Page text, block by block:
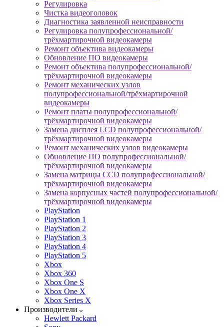
Регулировка
Чистка видеоголовок
Диагностика заявленной неисправности
Регулировка полупрофессиональной/
трёхмартирочной видеокамеры
Ремонт объектива видеокамеры
Обновление ПО видеокамеры
Ремонт объектива полупрофессиональной/
трёхмартирочной видеокамеры
Ремонт механических узлов
полупрофессиональной/трёхмартирочной
видеокамеры
Ремонт платы полупрофессиональной/
трёхмартирочной видеокамеры
Замена дисплея LCD полупрофессиональной/
трёхмартирочной видеокамеры
Ремонт механических узлов видеокамеры
Обновление ПО полупрофессиональной/
трёхмартирочной видеокамеры
Замена матрицы CCD полупрофессиональной/
трёхмартирочной видеокамеры
Замена корпусных частей полупрофессиональной/
трёхмартирочной видеокамеры
PlayStation
PlayStation 1
PlayStation 2
PlayStation 3
PlayStation 4
PlayStation 5
Xbox
Xbox 360
Xbox One S
Xbox One X
Xbox Series X
Производители
Hewlett Packard